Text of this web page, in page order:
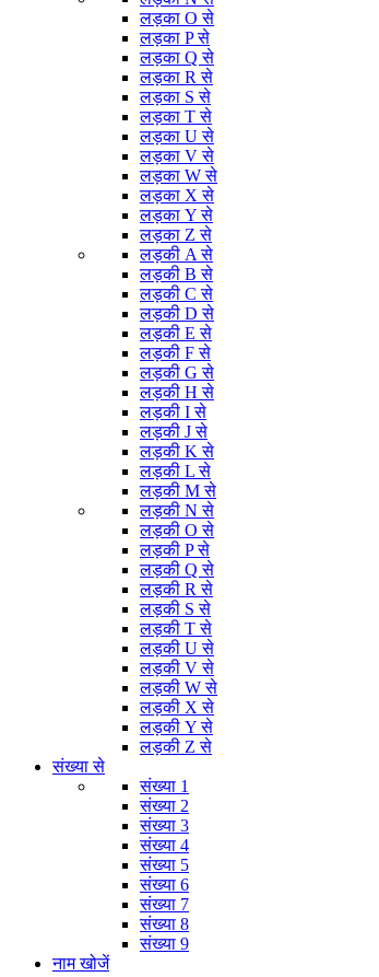
लड़का O से
लड़का P से
लड़का Q से
लड़का R से
लड़का S से
लड़का T से
लड़का U से
लड़का V से
लड़का W से
लड़का X से
लड़का Y से
लड़का Z से
लड़की A से
लड़की B से
लड़की C से
लड़की D से
लड़की E से
लड़की F से
लड़की G से
लड़की H से
लड़की I से
लड़की J से
लड़की K से
लड़की L से
लड़की M से
लड़की N से
लड़की O से
लड़की P से
लड़की Q से
लड़की R से
लड़की S से
लड़की T से
लड़की U से
लड़की V से
लड़की W से
लड़की X से
लड़की Y से
लड़की Z से
संख्या से
संख्या 1
संख्या 2
संख्या 3
संख्या 4
संख्या 5
संख्या 6
संख्या 7
संख्या 8
संख्या 9
नाम खोजें